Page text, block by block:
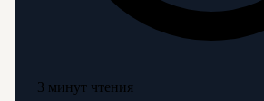
3 минут чтения